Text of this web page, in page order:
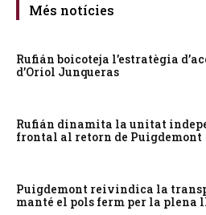
Més notícies
Rufián boicoteja l’estratègia
d’Oriol Junqueras
Rufián dinamita la unitat
frontal al retorn de Puigdemont
Puigdemont reivindica la
manté el pols ferm per la plena